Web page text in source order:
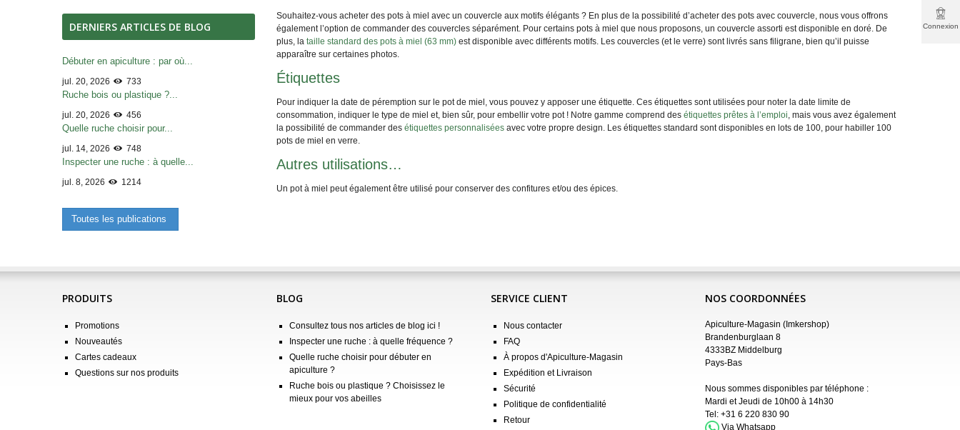
DERNIERS ARTICLES DE BLOG
Débuter en apiculture : par où...
jul. 20, 2026 733
Ruche bois ou plastique ?...
jul. 20, 2026 456
Quelle ruche choisir pour...
jul. 14, 2026 748
Inspecter une ruche : à quelle...
jul. 8, 2026 1214
Toutes les publications
Souhaitez-vous acheter des pots à miel avec un couvercle aux motifs élégants ? En plus de la possibilité d’acheter des pots avec couvercle, nous vous offrons
également l’option de commander des couvercles séparément. Pour certains pots à miel que nous proposons, un couvercle assorti est disponible en doré. De
plus, la taille standard des pots à miel (63 mm) est disponible avec différents motifs. Les couvercles (et le verre) sont livrés sans filigrane, bien qu’il puisse
apparaître sur certaines photos.
Étiquettes
Pour indiquer la date de péremption sur le pot de miel, vous pouvez y apposer une étiquette. Ces étiquettes sont utilisées pour noter la date limite de
consommation, indiquer le type de miel et, bien sûr, pour embellir votre pot ! Notre gamme comprend des étiquettes prêtes à l’emploi , mais vous avez également
la possibilité de commander des étiquettes personnalisées avec votre propre design. Les étiquettes standard sont disponibles en lots de 100, pour habiller 100
pots de miel en verre.
Autres utilisations…
Un pot à miel peut également être utilisé pour conserver des confitures et/ou des épices.
PRODUITS
Promotions
Nouveautés
Cartes cadeaux
Questions sur nos produits
BLOG
Consultez tous nos articles de blog ici !
Inspecter une ruche : à quelle fréquence ?
Quelle ruche choisir pour débuter en
apiculture ?
Ruche bois ou plastique ? Choisissez le
mieux pour vos abeilles
SERVICE CLIENT
Nous contacter
FAQ
À propos d'Apiculture-Magasin
Expédition et Livraison
Sécurité
Politique de confidentialité
Retour
NOS COORDONNÉES
Apiculture-Magasin (Imkershop)
Brandenburglaan 8
4333BZ Middelburg
Pays-Bas
Nous sommes disponibles par téléphone :
Mardi et Jeudi de 10h00 à 14h30
Tel: +31 6 220 830 90
Via Whatsapp
Connexion